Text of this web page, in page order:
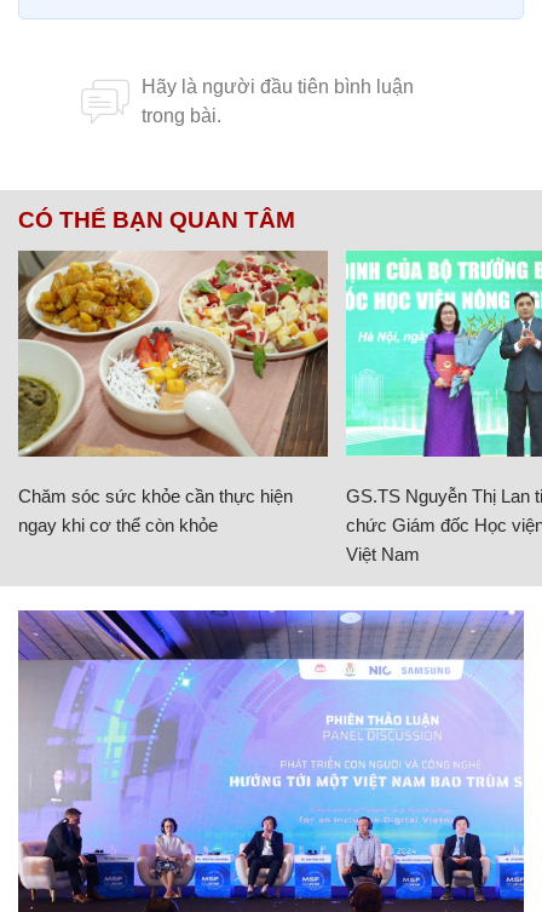
CÓ THỂ BẠN QUAN TÂM
Chăm sóc sức khỏe cần thực hiện
ngay khi cơ thể còn khỏe
GS.TS Nguyễn Thị Lan
chức Giám đốc Học
Việt Nam